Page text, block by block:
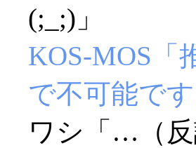
(;_;)」
KOS-MOS「
で不可能です
ワシ「…（